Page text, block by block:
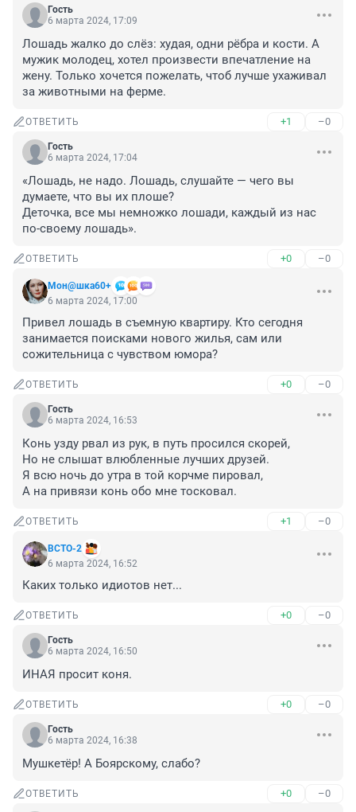
Гость
6 марта 2024, 17:09
Лошадь жалко до слёз: худая, одни рёбра и кости. А
мужик молодец, хотел произвести впечатление на
жену. Только хочется пожелать, чтоб лучше ухаживал
за животными на ферме.
ОТВЕТИТЬ +1 –0
Гость
6 марта 2024, 17:04
«Лошадь, не надо. Лошадь, слушайте — чего вы
думаете, что вы их плоше?
Деточка, все мы немножко лошади, каждый из нас
по-своему лошадь».
ОТВЕТИТЬ +0 –0
Мон@шка60+
6 марта 2024, 17:00
Привел лошадь в съемную квартиру. Кто сегодня
занимается поисками нового жилья, сам или
сожительница с чувством юмора?
ОТВЕТИТЬ +0 –0
Гость
6 марта 2024, 16:53
Конь узду рвал из рук, в путь просился скорей,
Но не слышат влюбленные лучших друзей.
Я всю ночь до утра в той корчме пировал,
А на привязи конь обо мне тосковал.
ОТВЕТИТЬ +1 –0
ВСТО-2
6 марта 2024, 16:52
Каких только идиотов нет...
ОТВЕТИТЬ +0 –0
Гость
6 марта 2024, 16:50
ИНАЯ просит коня.
ОТВЕТИТЬ +0 –0
Гость
6 марта 2024, 16:38
Мушкетёр! А Боярскому, слабо?
ОТВЕТИТЬ +0 –0